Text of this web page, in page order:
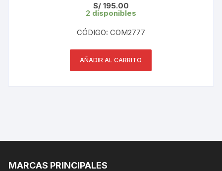
S/195.00
2 disponibles
CÓDIGO: COM2777
AÑADIR AL CARRITO
MARCAS PRINCIPALES